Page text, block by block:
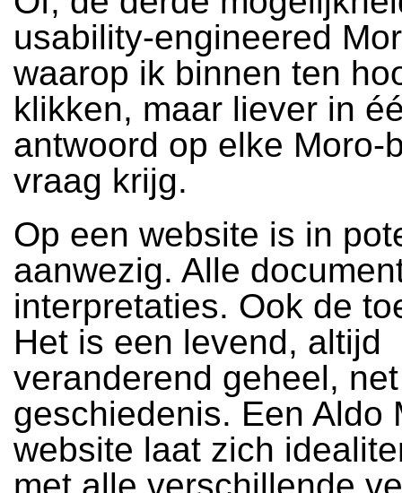
usability-engineered
waarop ik binnen ten
klikken, maar liever in
antwoord op elke Moro-
vraag krijg.
Op een website is in
aanwezig. Alle
interpretaties. Ook de
Het is een levend, altijd
veranderend geheel,
geschiedenis. Een Aldo
website laat zich